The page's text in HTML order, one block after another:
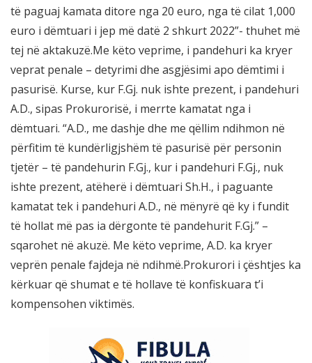
të paguaj kamata ditore nga 20 euro, nga të cilat 1,000
euro i dëmtuari i jep më datë 2 shkurt 2022”- thuhet më
tej në aktakuzë.Me këto veprime, i pandehuri ka kryer
veprat penale – detyrimi dhe asgjësimi apo dëmtimi i
pasurisë. Kurse, kur F.Gj. nuk ishte prezent, i pandehuri
A.D., sipas Prokurorisë, i merrte kamatat nga i
dëmtuari. “A.D., me dashje dhe me qëllim ndihmon në
përfitim të kundërligjshëm të pasurisë për personin
tjetër – të pandehurin F.Gj., kur i pandehuri F.Gj., nuk
ishte prezent, atëherë i dëmtuari Sh.H., i paguante
kamatat tek i pandehuri A.D., në mënyrë që ky i fundit
të hollat më pas ia dërgonte të pandehurit F.Gj.” –
sqarohet në akuzë. Me këto veprime, A.D. ka kryer
veprën penale fajdeja në ndihmë.Prokurori i çështjes ka
kërkuar që shumat e të hollave të konfiskuara t’i
kompensohen viktimës.